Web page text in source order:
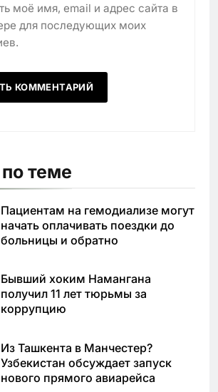
моё имя, email и адрес сайта в
для последующих моих
теме
Пациентам на гемодиализе могут
начать оплачивать поездки до
больницы и обратно
Бывший хоким Намангана
получил 11 лет тюрьмы за
коррупцию
Из Ташкента в Манчестер?
Узбекистан обсуждает запуск
нового прямого авиарейса